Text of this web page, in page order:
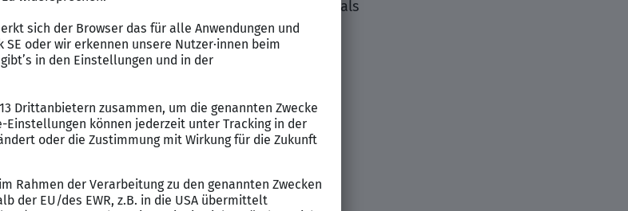
bieten wir sehr gute Perspektiven als
w/d)in Teilzeit.
Privatkundengeschäft fallabschließend.
vor- und arbeiten sie nach.